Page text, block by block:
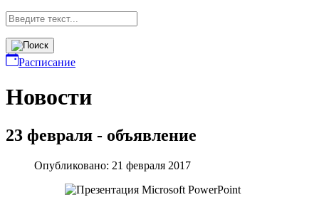
Расписание
Новости
23 февраля - объявление
Опубликовано: 21 февраля 2017